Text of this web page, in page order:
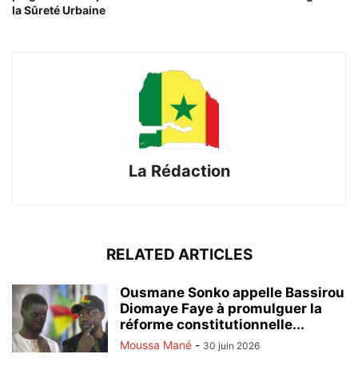
la Sûreté Urbaine
La Rédaction
RELATED ARTICLES
Ousmane Sonko appelle Bassirou
Diomaye Faye à promulguer la
réforme constitutionnelle...
Moussa Mané - 30 juin 2026